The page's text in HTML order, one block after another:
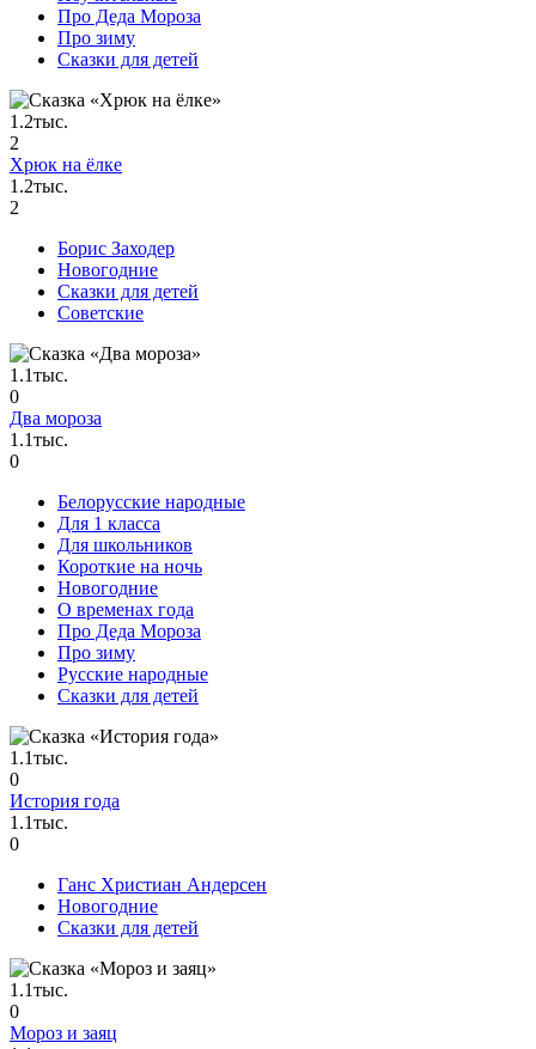
Про Деда Мороза
Про зиму
Сказки для детей
1.2тыс.
2
Хрюк на ёлке
1.2тыс.
2
Борис Заходер
Новогодние
Сказки для детей
Советские
1.1тыс.
0
Два мороза
1.1тыс.
0
Белорусские народные
Для 1 класса
Для школьников
Короткие на ночь
Новогодние
О временах года
Про Деда Мороза
Про зиму
Русские народные
Сказки для детей
1.1тыс.
0
История года
1.1тыс.
0
Ганс Христиан Андерсен
Новогодние
Сказки для детей
1.1тыс.
0
Мороз и заяц